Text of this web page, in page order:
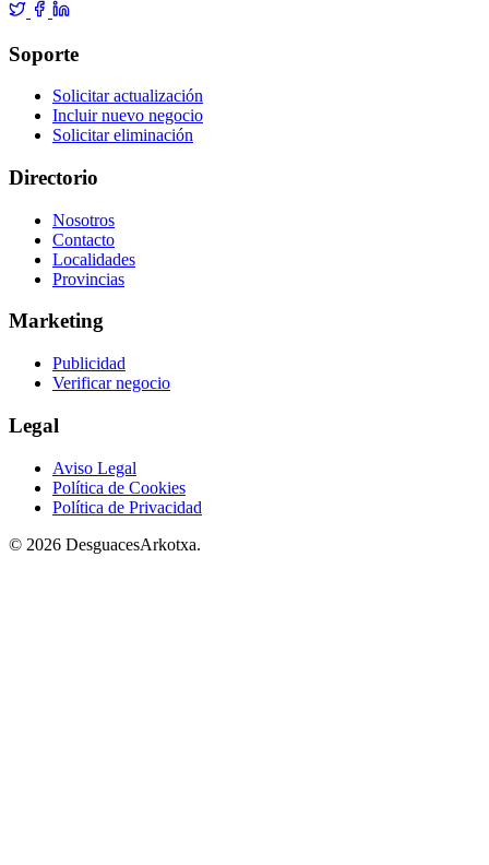
Soporte
Solicitar actualización
Incluir nuevo negocio
Solicitar eliminación
Directorio
Nosotros
Contacto
Localidades
Provincias
Marketing
Publicidad
Verificar negocio
Legal
Aviso Legal
Política de Cookies
Política de Privacidad
© 2026 DesguacesArkotxa.